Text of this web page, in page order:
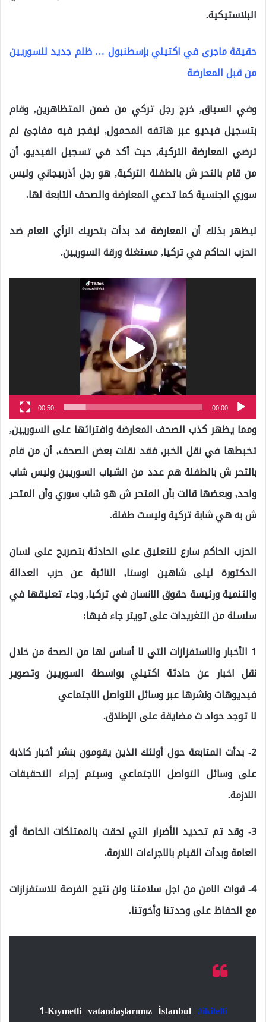
البلاستيكية.
حقيقة ماجرى في اكتيلي بإسطنبول … ظلم جديد للسوريين
من قبل المعارضة
وفي السياق, خرج رجل تركي من ضمن المتظاهرين, وقام
بتسجيل فيديو عبر هاتفه المحمول, ليفجر فيه مفاجئ لم
ترضي المعارضة التركية, حيث أكد في تسجيل الفيديو, أن
من قام بالتحر ش بالطفلة التركية, هو رجل أذربيجاني وليس
سوري الجنسية كما تدعي المعارضة والصحف التابعة لها.
ليظهر بذلك أن المعارضة قد بدأت بتحريك الرأي العام ضد
الحزب الحاكم في تركيا, مستغلة ورقة السوريين.
00:00
00:50
ومما يظهر كذب الصحف المعارضة وافترائها على السوريين,
تخبطها في نقل الخبر, فقد نقلت بعض الصحف, أن من قام
بالتحر ش بالطفلة هم عدد من الشباب السوريين وليس شاب
واحد, وبعضها قالت بأن المتحر ش هو شاب سوري وأن المتحر
ش به هي شابة تركية وليست طفلة.
الحزب الحاكم سارع للتعليق على الحادثة بتصريح على لسان
الدكتورة ليلى شاهين اوستا, النائبة عن حزب العدالة
والتنمية ورئيسة حقوق الانسان في تركيا, وجاء تعليقها في
سلسلة من التغريدات على تويتر جاء فيها:
1 الأخبار والاستفزازات التي لا أساس لها من الصحة من خلال
نقل اخبار عن حادثة اكتيلي بواسطة السوريين وتصوير
فيديوهات ونشرها عبر وسائل التواصل الاجتماعي
لا توجد حواد ث مضايقة على الإطلاق.
2- بدأت المتابعة حول أولئك الذين يقومون بنشر أخبار كاذبة
على وسائل التواصل الاجتماعي وسيتم إجراء التحقيقات
اللازمة.
3- وقد تم تحديد الأضرار التي لحقت بالممتلكات الخاصة أو
العامة وبدأت القيام بالاجراءات اللازمة.
4- قوات الامن من اجل سلامتنا ولن نتيح الفرصة للاستفزازات
مع الحفاظ على وحدتنا وأخوتنا.
1-Kıymetli vatandaşlarımız İstanbul #ikitelli